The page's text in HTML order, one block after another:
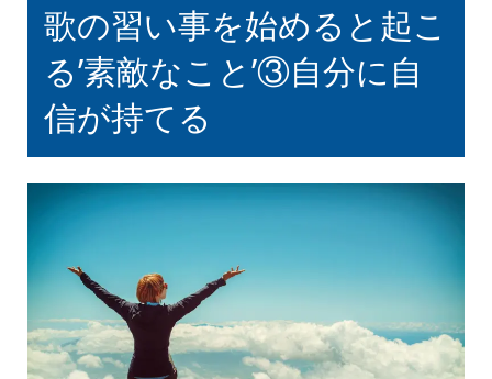
歌の習い事を始めると起こ
る’素敵なこと’③自分に自
信が持てる